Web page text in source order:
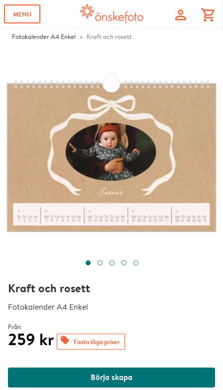
MENU profile shopping_cart
Fotokalender A4 Enkel Kraft och rosett
Kraft och rosett
Fotokalender A4 Enkel
Från
259 kr offers Fasta låga priser
Börja skapa